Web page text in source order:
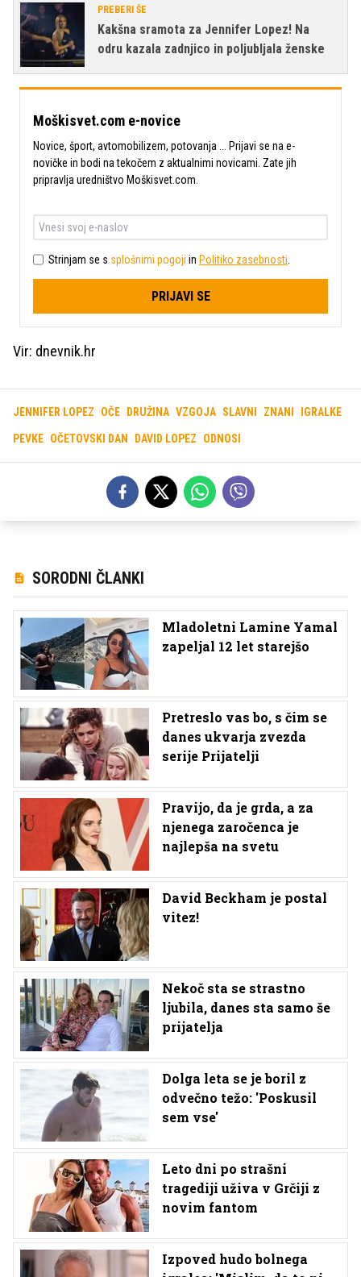
PREBERI ŠE
Kakšna sramota za Jennifer Lopez! Na
odru kazala zadnjico in poljubljala ženske
Moškisvet.com e-novice
Novice, šport, avtomobilizem, potovanja ... Prijavi se na e-
novičke in bodi na tekočem z aktualnimi novicami. Zate jih
pripravlja uredništvo Moškisvet.com.
Strinjam se s splošnimi pogoji in Politiko zasebnosti
PRIJAVI SE
Vir: dnevnik.hr
JENNIFER LOPEZ OČE DRUŽINA VZGOJA SLAVNI ZNANI IGRALKE
PEVKE OČETOVSKI DAN DAVID LOPEZ ODNOSI
SORODNI ČLANKI
Mladoletni Lamine Yamal
zapeljal 12 let starejšo
Pretreslo vas bo, s čim se
danes ukvarja zvezda
serije Prijatelji
Pravijo, da je grda, a za
njenega zaročenca je
najlepša na svetu
David Beckham je postal
vitez!
Nekoč sta se strastno
ljubila, danes sta samo še
prijatelja
Dolga leta se je boril z
odvečno težo: 'Poskusil
sem vse'
Leto dni po strašni
tragediji uživa v Grčiji z
novim fantom
Izpoved hudo bolnega